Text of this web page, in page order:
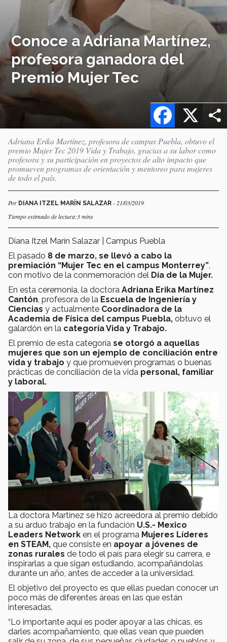
Conoce a Adriana Martínez,
profesora ganadora del
Premio Mujer Tec
X
Facebook
Adriana Erika Martínez, profesora de campus Puebla, obtuvo el
premio Mujer Tec 2019 Vida y Trabajo, gracias a su labor como
profesora y su participación en proyectos de alto impacto que
promueven programas de orientación y mentoreo para mujeres
de todo el país.
Por DIANA ITZEL MARÍN SALAZAR - 21/03/2019
Tiempo estimado de lectura:3 mins
Diana Itzel Marín Salazar | Campus Puebla
El pasado 8 de marzo, se llevó a cabo la
premiación “Mujer Tec en el campus Monterrey”
con motivo de la conmemoración del Día de la Mujer.
En esta ceremonia, la doctora Adriana Erika Martínez
Cantón , profesora de la Escuela de Ingeniería y
Ciencias y actualmente Coordinadora de la
Academia de Física del campus Puebla, obtuvo el
galardón en la categoría Vida y Trabajo.
El premio de esta categoría se otorgó a aquellas
mujeres que son un ejemplo de conciliación entre
vida y trabajo y que promueven programas o buenas
prácticas de conciliación de la vida personal, familiar
y laboral.
La doctora Martínez se hizo acreedora al premio debido
a su arduo trabajo en la fundación U.S.- Mexico
Leaders Network en el programa Mujeres Líderes
en STEAM, que consiste en apoyar a jóvenes de
zonas rurales de todo el país para elegir su carrera, e
inspirarlas a que sigan estudiando, acompañándolas
durante un año, antes de acceder a la universidad.
El objetivo del proyecto es que ellas puedan conocer un
poco más de diferentes áreas en las que están
interesadas.
“Lo importante aquí es poder apoyar a las chicas, es
darles acompañamiento, que ellas vean que pueden